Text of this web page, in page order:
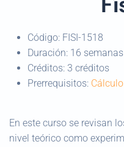
Código: FISI-1518
Duración: 16 semanas
Créditos: 3 créditos
Prerrequisitos:
En este curso se revisan
nivel teórico como